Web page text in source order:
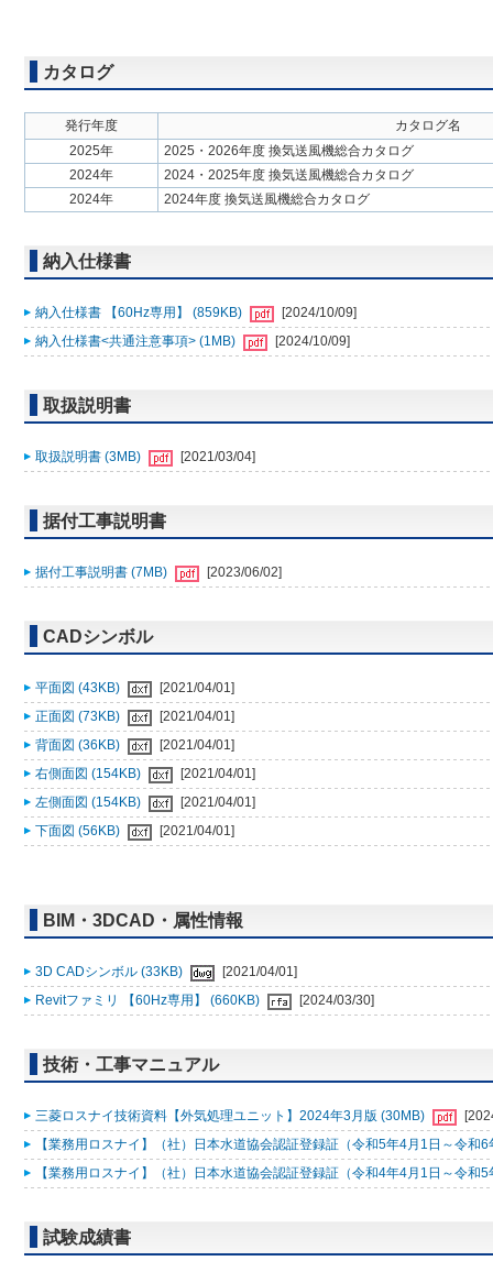
カタログ
発行年度
カタログ名
2025年
2025・2026年度 換気送風機総合カタログ
2024年
2024・2025年度 換気送風機総合カタログ
2024年
2024年度 換気送風機総合カタログ
納入仕様書
納入仕様書 【60Hz専用】 (859KB)
[2024/10/09]
納入仕様書<共通注意事項> (1MB)
[2024/10/09]
取扱説明書
取扱説明書 (3MB) [2021/03/04]
据付工事説明書
据付工事説明書 (7MB) [2023/06/02]
CADシンボル
平面図 (43KB)
[2021/04/01]
正面図 (73KB)
[2021/04/01]
背面図 (36KB)
[2021/04/01]
右側面図 (154KB)
[2021/04/01]
左側面図 (154KB)
[2021/04/01]
下面図 (56KB)
[2021/04/01]
BIM・3DCAD・属性情報
3D CADシンボル (33KB)
[2021/04/01]
Revitファミリ 【60Hz専用】 (660KB)
[2024/03/30]
技術・工事マニュアル
三菱ロスナイ技術資料【外気処理ユニット】2024年3月版 (30MB)
【業務用ロスナイ】（社）日本水道協会認証登録証（令和5年4月1日～令和
【業務用ロスナイ】（社）日本水道協会認証登録証（令和4年4月1日～令和
試験成績書